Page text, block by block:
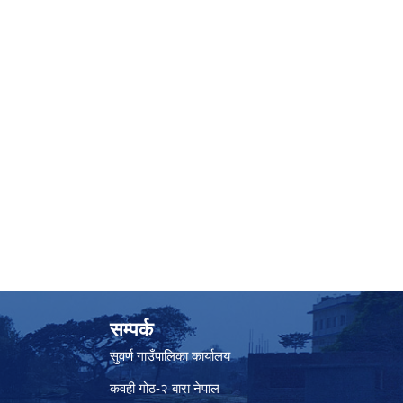
सम्पर्क
सुवर्ण गाउँपालिका कार्यालय
कवही गोठ-२ बारा नेपाल